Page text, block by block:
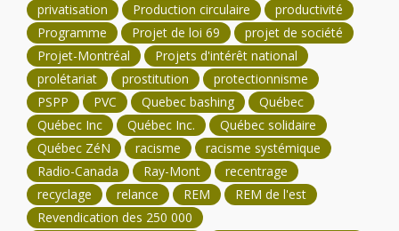
privatisation
Production circulaire
productivité
Programme
Projet de loi 69
projet de société
Projet-Montréal
Projets d'intérêt national
prolétariat
prostitution
protectionnisme
PSPP
PVC Quebec bashing
Québec
Québec Inc
Québec Inc.
Québec solidaire
Québec ZéN
racisme
racisme systémique
Radio-Canada
Ray-Mont
recentrage
recyclage
relance REM
REM de l'est
Revendication des 250 000